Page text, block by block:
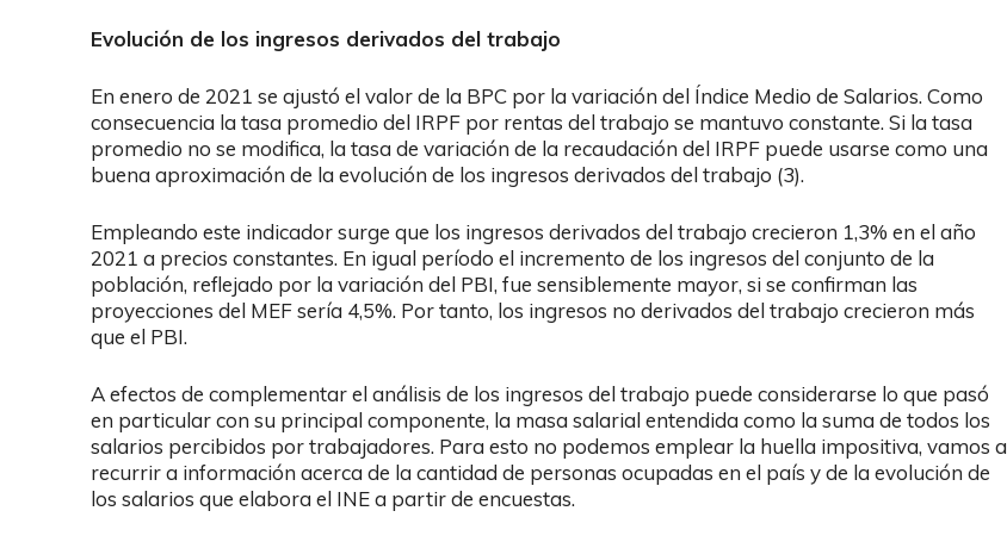
Evolución de los ingresos derivados del trabajo
En enero de 2021 se ajustó el valor de la BPC por la variación del Índice Medio de Salarios. Como
consecuencia la tasa promedio del IRPF por rentas del trabajo se mantuvo constante. Si la tasa
promedio no se modifica, la tasa de variación de la recaudación del IRPF puede usarse como una
buena aproximación de la evolución de los ingresos derivados del trabajo (3).
Empleando este indicador surge que los ingresos derivados del trabajo crecieron 1,3% en el año
2021 a precios constantes. En igual período el incremento de los ingresos del conjunto de la
población, reflejado por la variación del PBI, fue sensiblemente mayor, si se confirman las
proyecciones del MEF sería 4,5%. Por tanto, los ingresos no derivados del trabajo crecieron más
que el PBI.
A efectos de complementar el análisis de los ingresos del trabajo puede considerarse lo que pasó
en particular con su principal componente, la masa salarial entendida como la suma de todos los
salarios percibidos por trabajadores. Para esto no podemos emplear la huella impositiva, vamos a
recurrir a información acerca de la cantidad de personas ocupadas en el país y de la evolución de
los salarios que elabora el INE a partir de encuestas.